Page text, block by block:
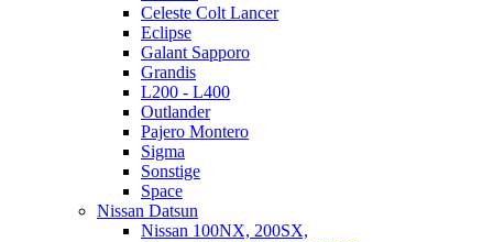
Celeste Colt Lancer
Eclipse
Galant Sapporo
Grandis
L200 - L400
Outlander
Pajero Montero
Sigma
Sonstige
Space
Nissan Datsun
Nissan 100NX, 200SX,